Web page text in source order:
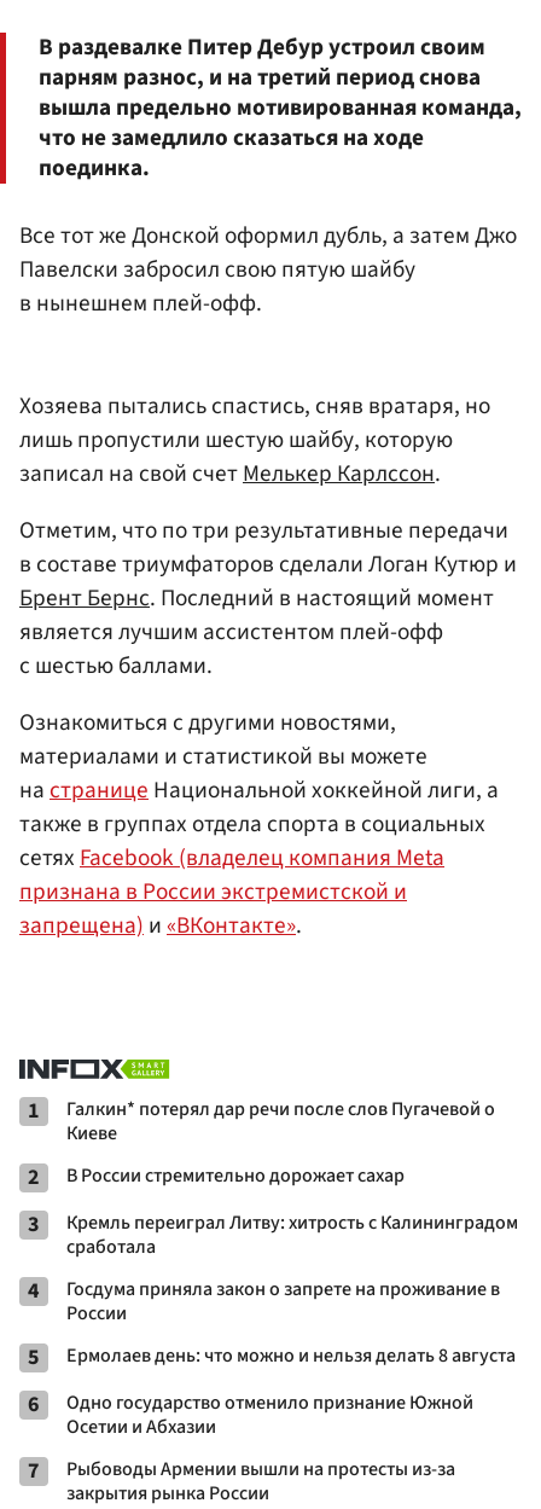
В раздевалке Питер Дебур устроил своим
парням разнос, и на третий период снова
вышла предельно мотивированная команда,
что не замедлило сказаться на ходе
поединка.
Все тот же Донской оформил дубль, а затем Джо
Павелски забросил свою пятую шайбу
в нынешнем плей-офф.
Хозяева пытались спастись, сняв вратаря, но
лишь пропустили шестую шайбу, которую
записал на свой счетМелькер Карлссон.
Отметим, что по три результативные передачи
в составе триумфаторов сделали Логан Кутюр и
Брент Бернс. Последний в настоящий момент
является лучшим ассистентом плей-офф
с шестью баллами.
Ознакомиться с другими новостями,
материалами и статистикой вы можете
настраницеНациональной хоккейной лиги, а
также в группах отдела спорта в социальных
сетяхFacebook (владелец компания Meta
признана в России экстремистской и
запрещена)и«ВКонтакте».
1
Галкин* потерял дар речи после слов Пугачевой о
Киеве
2 В России стремительно дорожает сахар
3
Кремль переиграл Литву: хитрость с Калининградом
сработала
4
Госдума приняла закон о запрете на проживание в
России
5 Ермолаев день: что можно и нельзя делать 8 августа
6
Одно государство отменило признание Южной
Осетии и Абхазии
7
Рыбоводы Армении вышли на протесты из-за
закрытия рынка России